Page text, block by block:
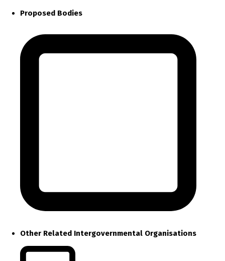
Proposed Bodies
Other Related Intergovernmental Organisations